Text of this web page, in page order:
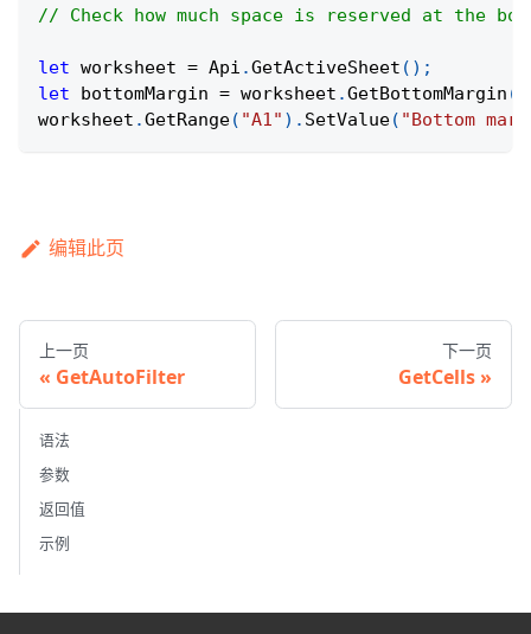
// Check how much space is reserved at the
let worksheet = Api .GetActiveSheet ( ) ;
let bottomMargin = worksheet .GetBottomMargin (
worksheet .GetRange( "A1" ) . SetValue( "Bottom
编辑此页
上一页
GetAutoFilter
下一页
GetCells
语法
参数
返回值
示例